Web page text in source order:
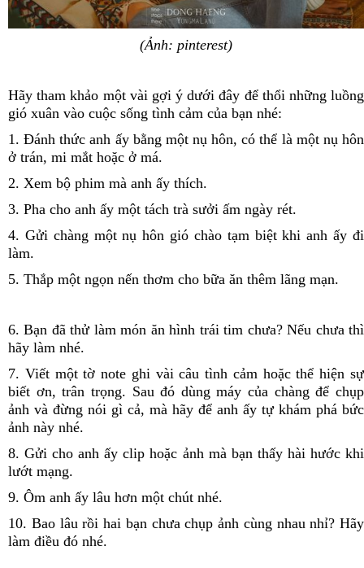
(Ảnh: pinterest)
Hãy tham khảo một vài gợi ý dưới đây để thổi những luồng
gió xuân vào cuộc sống tình cảm của bạn nhé:
1. Đánh thức anh ấy bằng một nụ hôn, có thể là một nụ hôn
ở trán, mi mắt hoặc ở má.
2. Xem bộ phim mà anh ấy thích.
3. Pha cho anh ấy một tách trà sưởi ấm ngày rét.
4. Gửi chàng một nụ hôn gió chào tạm biệt khi anh ấy đi
làm.
5. Thắp một ngọn nến thơm cho bữa ăn thêm lãng mạn.
6. Bạn đã thử làm món ăn hình trái tim chưa? Nếu chưa thì
hãy làm nhé.
7. Viết một tờ note ghi vài câu tình cảm hoặc thể hiện sự
biết ơn, trân trọng. Sau đó dùng máy của chàng để chụp
ảnh và đừng nói gì cả, mà hãy để anh ấy tự khám phá bức
ảnh này nhé.
8. Gửi cho anh ấy clip hoặc ảnh mà bạn thấy hài hước khi
lướt mạng.
9. Ôm anh ấy lâu hơn một chút nhé.
10. Bao lâu rồi hai bạn chưa chụp ảnh cùng nhau nhỉ? Hãy
làm điều đó nhé.